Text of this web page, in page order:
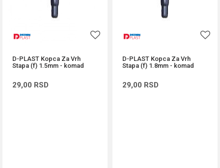
D-PLAST Kopca Za Vrh
Stapa (f) 1.5mm - komad
29,00 RSD
D-PLAST Kopca Za Vrh
Stapa (f) 1.8mm - komad
29,00 RSD